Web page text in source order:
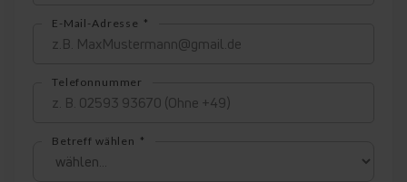
E-Mail-Adresse
Telefonnummer
Betreff wählen